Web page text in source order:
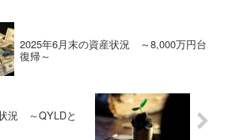
2025年6月末の資産状況 ～8,000万円台
復帰～
況 ～QYLDと